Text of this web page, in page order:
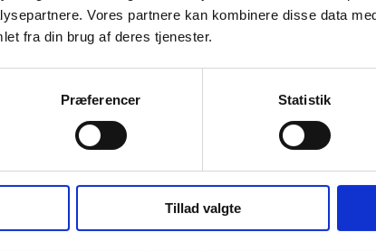
Vores partnere kan kombinere disse data
fra din brug af deres tjenester.
Præferencer Statistik
Tillad valgte
Sønderborg – Blå Flag aktivitet